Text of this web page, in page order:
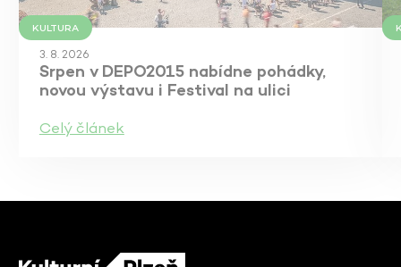
KULTURA
3. 8. 2026
Srpen v DEPO2015 nabídne pohádky,
novou výstavu i Festival na ulici
Celý článek